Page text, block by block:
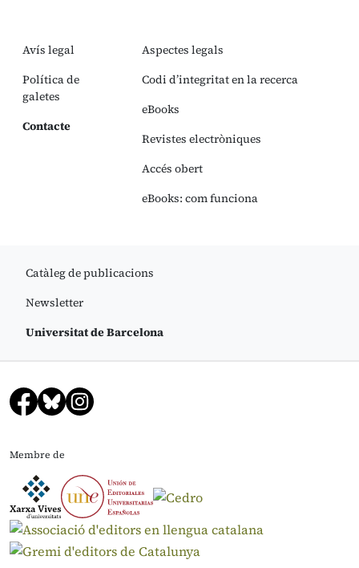
Avís legal
Política de
galetes
Contacte
Aspectes legals
Codi d’integritat en la recerca
eBooks
Revistes electròniques
Accés obert
eBooks: com funciona
Catàleg de publicacions
Newsletter
Universitat de Barcelona
Membre de